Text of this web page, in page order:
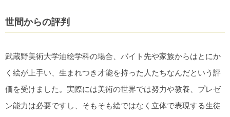
世間からの評判
武蔵野美術大学油絵学科の場合、バイト先や家族からはとにか
く絵が上手い、生まれつき才能を持った人たちなんだという評
価を受けました。実際には美術の世界では努力や教養、プレゼ
ン能力は必要ですし、そもそも絵ではなく立体で表現する生徒